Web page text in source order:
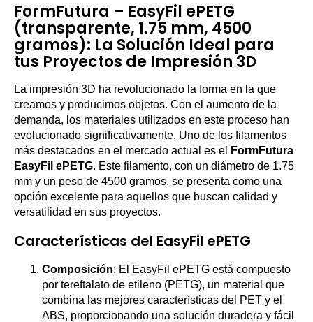
FormFutura – EasyFil ePETG
(transparente, 1.75 mm, 4500
gramos): La Solución Ideal para
tus Proyectos de Impresión 3D
La impresión 3D ha revolucionado la forma en la que
creamos y producimos objetos. Con el aumento de la
demanda, los materiales utilizados en este proceso han
evolucionado significativamente. Uno de los filamentos
más destacados en el mercado actual es el
FormFutura
EasyFil ePETG. Este filamento, con un diámetro de 1.75
mm y un peso de 4500 gramos, se presenta como una
opción excelente para aquellos que buscan calidad y
versatilidad en sus proyectos.
Características del EasyFil ePETG
Composición: El EasyFil ePETG está compuesto
por tereftalato de etileno (PETG), un material que
combina las mejores características del PET y el
ABS, proporcionando una solución duradera y fácil